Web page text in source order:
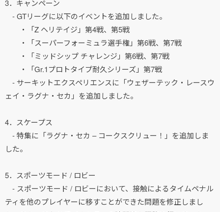
3．キャンペーン
- GTリーグに以下のイベントを追加しました。
・「Z ヘリテイジ」第4戦、第5戦
・「スーパーフォーミュラ選手権」第6戦、第7戦
・「ミッドシップ チャレンジ」第6戦、第7戦
・「Gr.1プロトタイプ耐久シリーズ」第7戦
- サーキットエクスペリエンスに「ウェザーテック・レースウ
ェイ・ラグナ・セカ」を追加しました。
4．スケープス
- 特集に「ラグナ・セカ – コークスクリュー！」を追加しま
した。
5．スポーツモード / ロビー
- スポーツモード / ロビーにおいて、接触によるタイムペナル
ティを他のプレイヤーに移すことができた問題を修正しまし